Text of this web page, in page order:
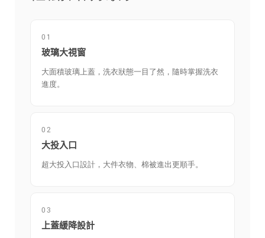
01
玻璃大視窗
大面積玻璃上蓋，洗衣狀態一目了然，隨時掌握洗衣
進度。
02
大投入口
超大投入口設計，大件衣物、棉被進出更順手。
03
上蓋緩降設計